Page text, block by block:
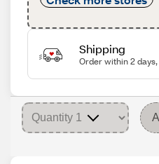
Shipping
Order within 2